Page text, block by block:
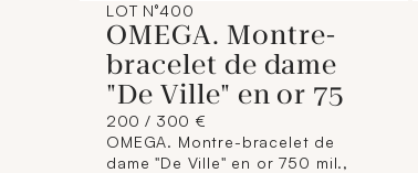
LOT N°400
OMEGA. Montre-
bracelet de dame
"De Ville" en or 75
200 / 300 €
OMEGA. Montre-bracelet de
dame "De Ville" en or 750 mil.,